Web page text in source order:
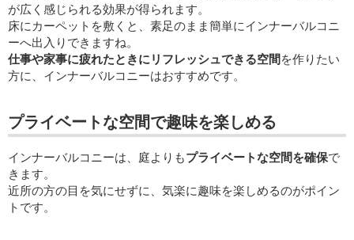
が広く感じられる効果が得られます。
床にカーペットを敷くと、素足のまま簡単にインナーバルコニ
ーへ出入りできますね。
仕事や家事に疲れたときにリフレッシュできる空間 を作りたい
方に、インナーバルコニーはおすすめです。
プライベートな空間で趣味を楽しめる
インナーバルコニーは、庭よりもプライベートな空間を確保で
きます。
近所の方の目を気にせずに、気楽に趣味を楽しめるのがポイン
トです。